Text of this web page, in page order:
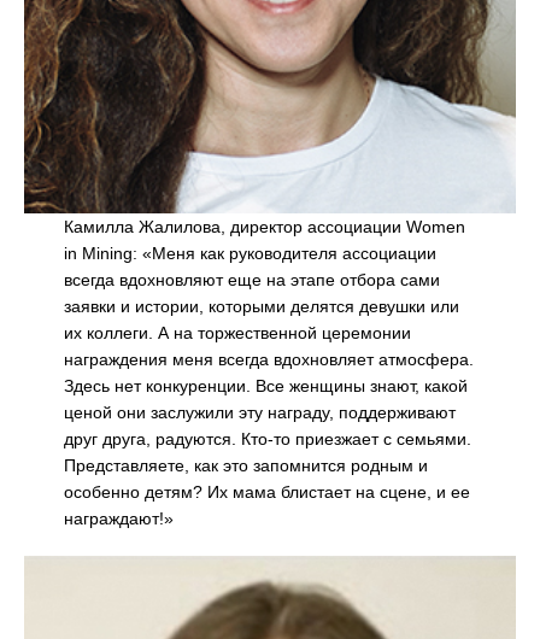
Камилла Жалилова, директор ассоциации Women
in Mining: «Меня как руководителя ассоциации
всегда вдохновляют еще на этапе отбора сами
заявки и истории, которыми делятся девушки или
их коллеги. А на торжественной церемонии
награждения меня всегда вдохновляет атмосфера.
Здесь нет конкуренции. Все женщины знают, какой
ценой они заслужили эту награду, поддерживают
друг друга, радуются. Кто-то приезжает с семьями.
Представляете, как это запомнится родным и
особенно детям? Их мама блистает на сцене, и ее
награждают!»